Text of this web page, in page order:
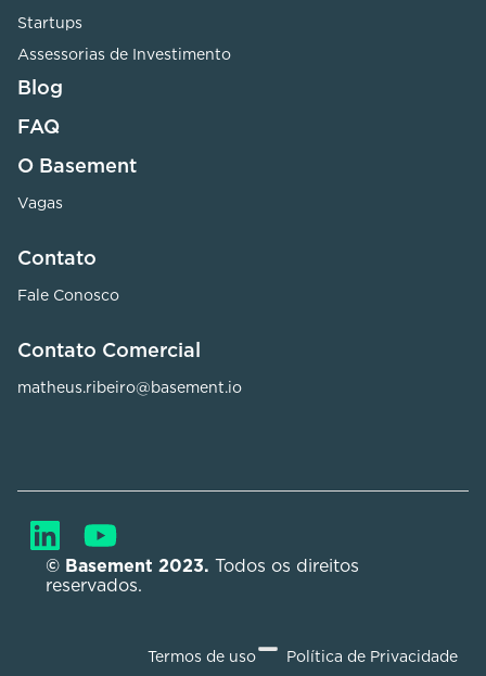
Startups
Assessorias de Investimento
Blog
FAQ
O Basement
Vagas
Contato
Fale Conosco
Contato Comercial
matheus.ribeiro@basement.io
© Basement 2023. Todos os direitos
reservados.
Termos de uso Política de Privacidade